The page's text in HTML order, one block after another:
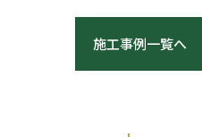
施工事例一覧へ